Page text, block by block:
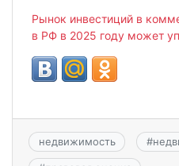
Рынок инвестиций в
в РФ в 2025 году может
недвижимость #